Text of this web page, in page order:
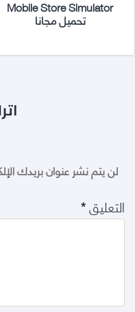
Mobile Store Simulator
تحميل مجانا
لن يتم نشر عنوان بريدك
التعليق*